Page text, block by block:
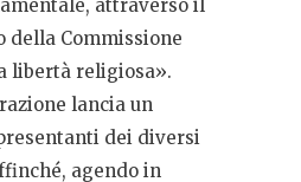
attraverso il
della Commissione
libertà religiosa».
lancia un
dei diversi
agendo in